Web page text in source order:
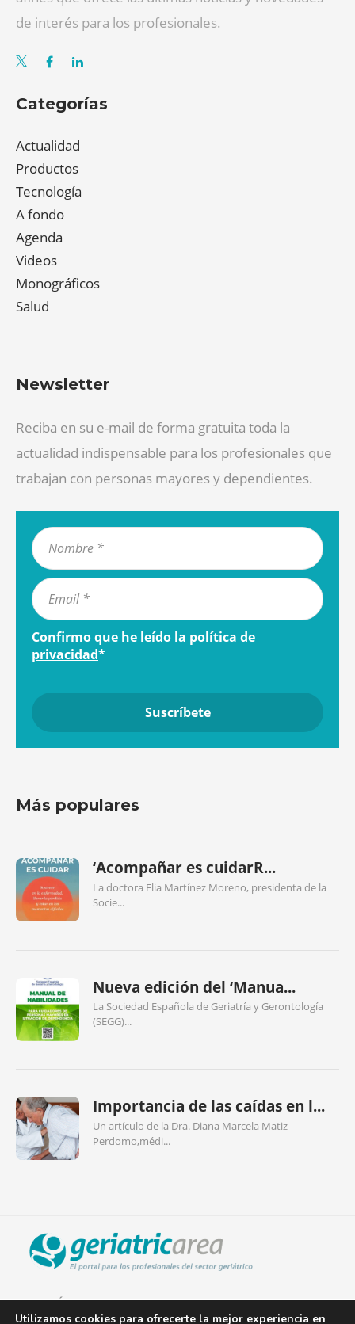
de interés para los profesionales.
Categorías
Actualidad
Productos
Tecnología
A fondo
Agenda
Videos
Monográficos
Salud
Newsletter
Reciba en su e-mail de forma gratuita toda la
actualidad indispensable para los profesionales que
trabajan con personas mayores y dependientes.
Confirmo que he leído la política de
privacidad*
Más populares
‘Acompañar es cuidarR...
La doctora Elia Martínez Moreno, presidenta de la
Socie...
Nueva edición del ‘Manua...
La Sociedad Española de Geriatría y Gerontología
(SEGG)...
Importancia de las caídas en l...
Un artículo de la Dra. Diana Marcela Matiz
Perdomo,médi...
QUIÉNES SOMOS PUBLICIDAD
Utilizamos cookies para ofrecerte la mejor experiencia en